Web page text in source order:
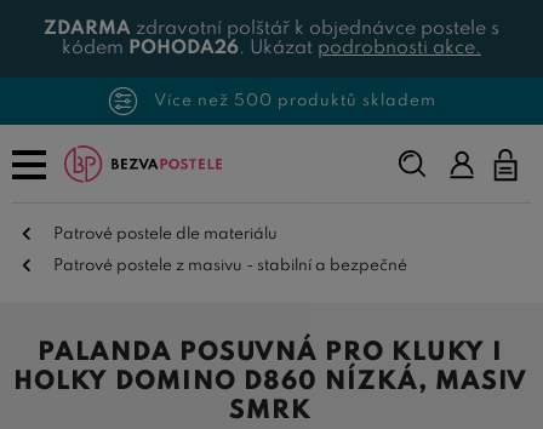
ZDARMA zdravotní polštář k objednávce postele s
kódem POHODA26. Ukázat podrobnosti akce.
Více než 500 produktů skladem
Napište,
co
Patrové postele dle materiálu
Patrové postele z masivu - stabilní a bezpečné
PALANDA POSUVNÁ PRO KLUKY I
HOLKY DOMINO D860 NÍZKÁ, MASIV
SMRK